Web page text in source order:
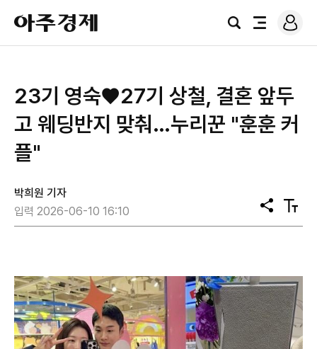
아
주
경
검
전
로
그
23기 영숙♥27기 상철, 결혼 앞두
고 웨딩반지 맞춰…누리꾼 "훈훈 커
플"
박희원 기자
입력 2026-06-10 16:10
공
유
텍
스